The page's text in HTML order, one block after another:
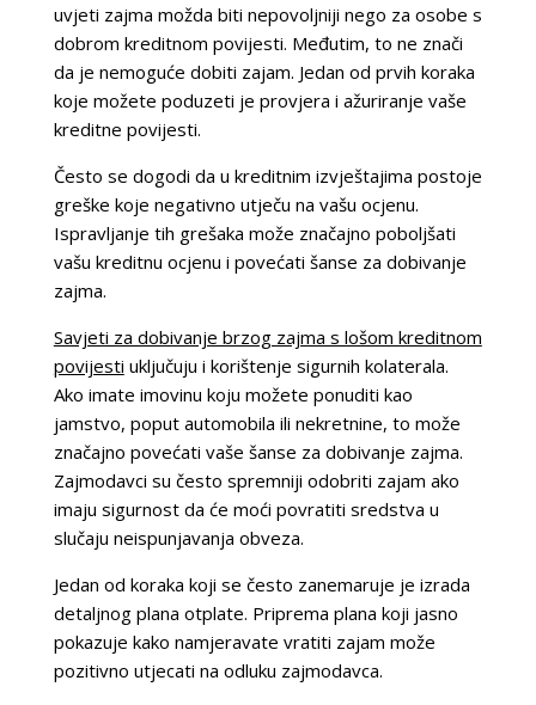
uvjeti zajma možda biti nepovoljniji nego za osobe s
dobrom kreditnom povijesti. Međutim, to ne znači
da je nemoguće dobiti zajam. Jedan od prvih koraka
koje možete poduzeti je provjera i ažuriranje vaše
kreditne povijesti.
Često se dogodi da u kreditnim izvještajima postoje
greške koje negativno utječu na vašu ocjenu.
Ispravljanje tih grešaka može značajno poboljšati
vašu kreditnu ocjenu i povećati šanse za dobivanje
zajma.
Savjeti za dobivanje brzog zajma s lošom kreditnom
povijesti uključuju i korištenje sigurnih kolaterala.
Ako imate imovinu koju možete ponuditi kao
jamstvo, poput automobila ili nekretnine, to može
značajno povećati vaše šanse za dobivanje zajma.
Zajmodavci su često spremniji odobriti zajam ako
imaju sigurnost da će moći povratiti sredstva u
slučaju neispunjavanja obveza.
Jedan od koraka koji se često zanemaruje je izrada
detaljnog plana otplate. Priprema plana koji jasno
pokazuje kako namjeravate vratiti zajam može
pozitivno utjecati na odluku zajmodavca.